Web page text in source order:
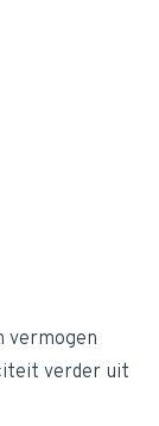
vermogen
verder uit